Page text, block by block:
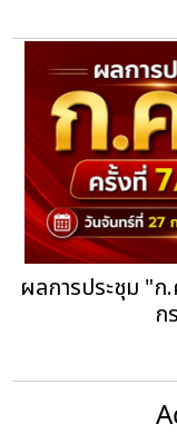
ผลการประชุม "
ก